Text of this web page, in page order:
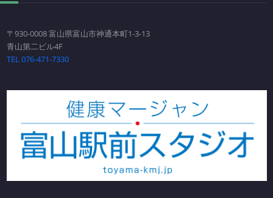
〒930-0008 富山県富山市神通本町1-3-13
青山第二ビル4F
TEL 076-471-7330